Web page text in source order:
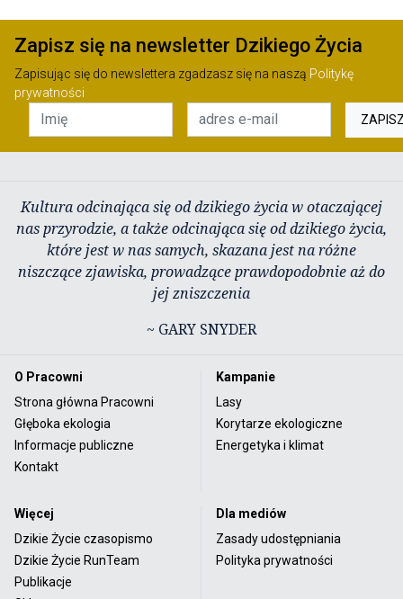
Zapisz się na newsletter Dzikiego Życia
Zapisując się do newslettera zgadzasz się na naszą Politykę
prywatności
Kultura odcinająca się od dzikiego życia w otaczającej
nas przyrodzie, a także odcinająca się od dzikiego życia,
które jest w nas samych, skazana jest na różne
niszczące zjawiska, prowadzące prawdopodobnie aż do
jej zniszczenia
~ GARY SNYDER
O Pracowni
Strona główna Pracowni
Głęboka ekologia
Informacje publiczne
Kontakt
Kampanie
Lasy
Korytarze ekologiczne
Energetyka i klimat
Więcej
Dzikie Życie czasopismo
Dzikie Życie RunTeam
Publikacje
Dla mediów
Zasady udostępniania
Polityka prywatności